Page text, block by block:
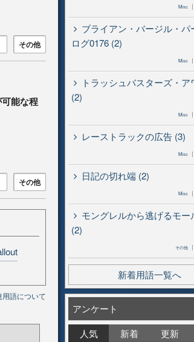
その他
能な程
その他
用語について
Misc
ブライアン・バージル・パ
ログ0176 (2)
Misc
トラッシュバスターズ・ア
(2)
Misc
レーストラックの広告 (3)
Misc
日記の切れ端 (2)
Misc
モングレルから逃げるモー
(2)
その他
新着用語一覧へ
アンケート
人気
新着 更新